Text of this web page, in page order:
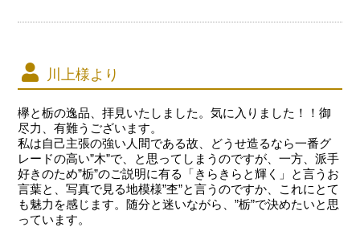
川上様より
欅と栃の逸品、拝見いたしました。気に入りました！！御
尽力、有難うございます。
私は自己主張の強い人間である故、どうせ造るなら一番グ
レードの高い”木”で、と思ってしまうのですが、一方、派手
好きのため”栃”のご説明に有る「きらきらと輝く」と言うお
言葉と、写真で見る地模様”杢”と言うのですか、これにとて
も魅力を感じます。随分と迷いながら、”栃”で決めたいと思
っています。